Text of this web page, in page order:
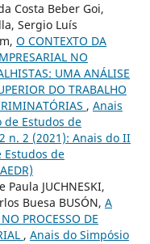
Costa Beber Goi,
Sergio Luís
O CONTEXTO DA
NO
UMA ANÁLISE
DO TRABALHO
, Anais
de Estudos de
n. 2 (2021): Anais do II
Estudos de
JUCHNESKI,
Buesa BUSÓN, A
PROCESSO DE
, Anais do Simpósio